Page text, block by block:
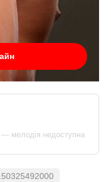
мелодія недоступна